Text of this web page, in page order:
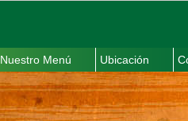
Nuestro Menú Ubicación